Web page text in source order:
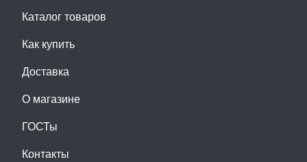
Каталог товаров
Как купить
Доставка
О магазине
ГОСТы
Контакты